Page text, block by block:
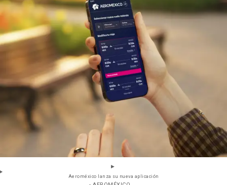
Aeroméxico lanza su nueva aplicación